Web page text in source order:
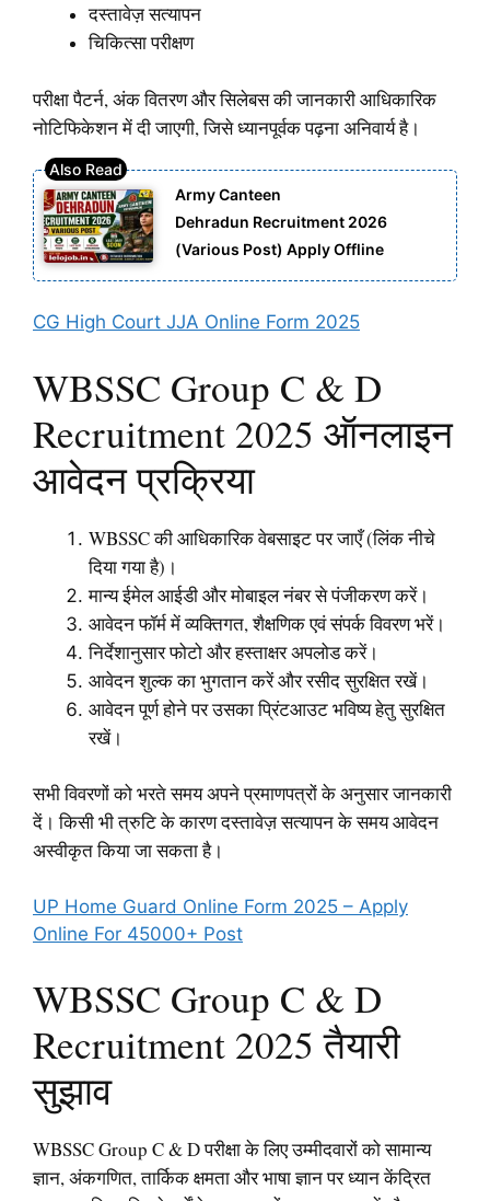
दस्तावेज़ सत्यापन
चिकित्सा परीक्षण
परीक्षा पैटर्न, अंक वितरण और सिलेबस की जानकारी आधिकारिक
नोटिफिकेशन में दी जाएगी, जिसे ध्यानपूर्वक पढ़ना अनिवार्य है।
Army Canteen
Dehradun Recruitment 2026
(Various Post) Apply Offline
CG High Court JJA Online Form 2025
WBSSC Group C & D
Recruitment 2025 ऑनलाइन
आवेदन प्रक्रिया
WBSSC की आधिकारिक वेबसाइट पर जाएँ (लिंक नीचे
दिया गया है)।
मान्य ईमेल आईडी और मोबाइल नंबर से पंजीकरण करें।
आवेदन फॉर्म में व्यक्तिगत, शैक्षणिक एवं संपर्क विवरण भरें।
निर्देशानुसार फोटो और हस्ताक्षर अपलोड करें।
आवेदन शुल्क का भुगतान करें और रसीद सुरक्षित रखें।
आवेदन पूर्ण होने पर उसका प्रिंटआउट भविष्य हेतु सुरक्षित
रखें।
सभी विवरणों को भरते समय अपने प्रमाणपत्रों के अनुसार जानकारी
दें। किसी भी त्रुटि के कारण दस्तावेज़ सत्यापन के समय आवेदन
अस्वीकृत किया जा सकता है।
UP Home Guard Online Form 2025 – Apply
Online For 45000+ Post
WBSSC Group C & D
Recruitment 2025 तैयारी
सुझाव
WBSSC Group C & D परीक्षा के लिए उम्मीदवारों को सामान्य
ज्ञान, अंकगणित, तार्किक क्षमता और भाषा ज्ञान पर ध्यान केंद्रित